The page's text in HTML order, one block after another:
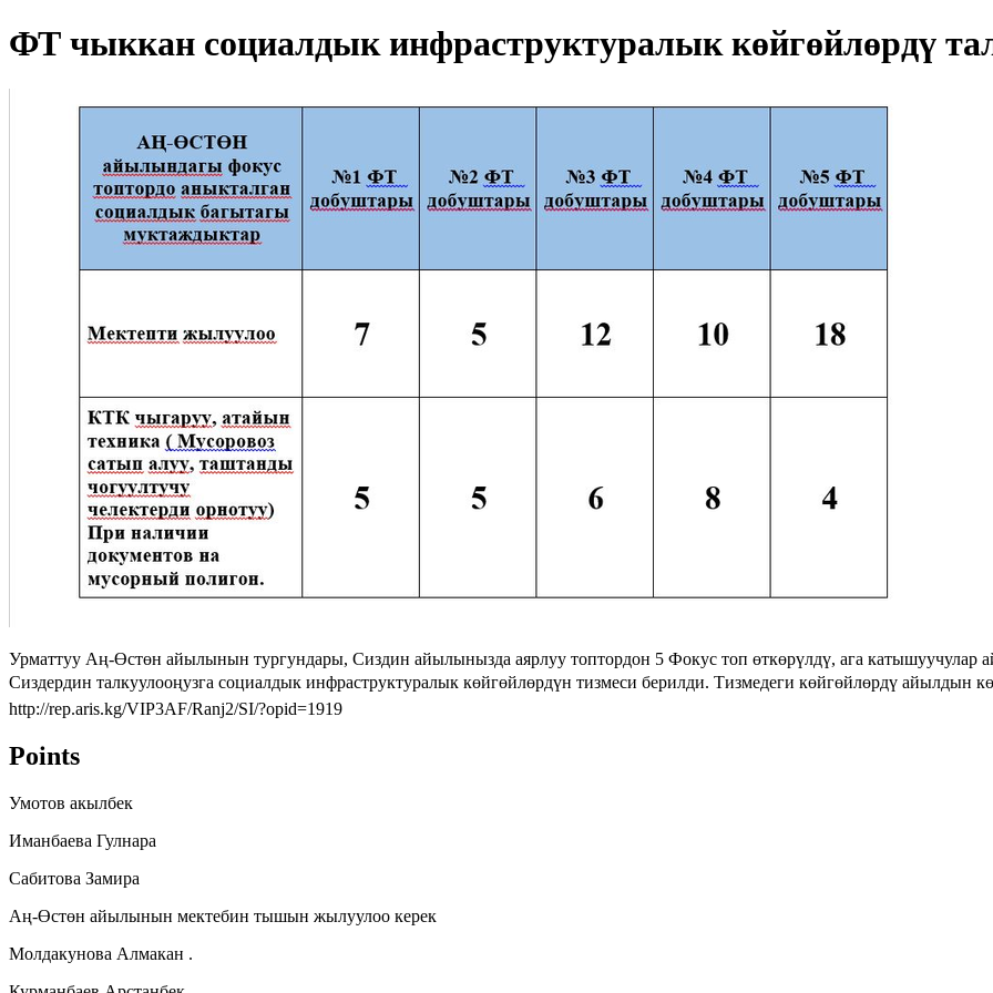
ФТ чыккан социалдык инфраструктуралык көйгөйлөрдү
Урматтуу Аң-Өстөн айылынын тургундары, Сиздин айылынызда аярлуу топтордон 5 Фокус топ өткөрүлдү, ага катышуучулар
Сиздердин талкуулооңузга социалдык инфраструктуралык көйгөйлөрдүн тизмеси берилди. Тизмедеги көйгөйлөрдү айылдын
http://rep.aris.kg/VIP3AF/Ranj2/SI/?opid=1919
Points
Умотов акылбек
Иманбаева Гулнара
Сабитова Замира
Аң-Өстөн айылынын мектебин тышын жылуулоо керек
Молдакунова Алмакан .